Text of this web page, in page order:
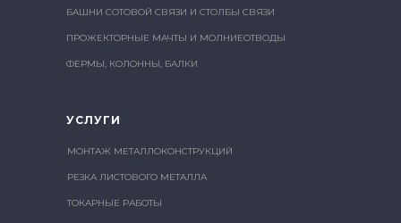
БАШНИ СОТОВОЙ СВЯЗИ И СТОЛБЫ СВЯЗИ
ФЕРМЫ, КОЛОННЫ, БАЛКИ
ПРОЖЕКТОРНЫЕ МАЧТЫ И МОЛНИЕОТВОДЫ
УСЛУГИ
ТОКАРНЫЕ РАБОТЫ
РЕЗКА ЛИСТОВОГО МЕТАЛЛА
МОНТАЖ МЕТАЛЛОКОНСТРУКЦИЙ